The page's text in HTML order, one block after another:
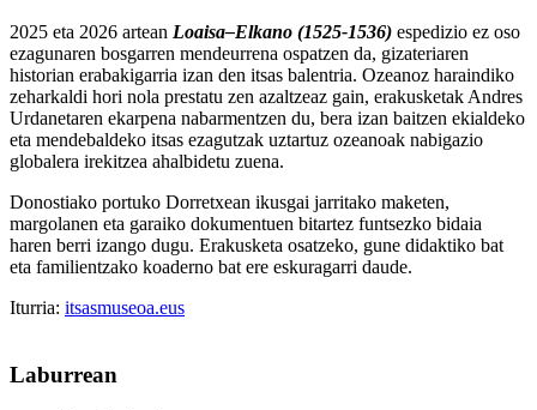
2025 eta 2026 artean Loaisa–Elkano (1525-1536) espedizio ez oso
ezagunaren bosgarren mendeurrena ospatzen da, gizateriaren
historian erabakigarria izan den itsas balentria. Ozeanoz haraindiko
zeharkaldi hori nola prestatu zen azaltzeaz gain, erakusketak Andres
Urdanetaren ekarpena nabarmentzen du, bera izan baitzen ekialdeko
eta mendebaldeko itsas ezagutzak uztartuz ozeanoak nabigazio
globalera irekitzea ahalbidetu zuena.
Donostiako portuko Dorretxean ikusgai jarritako maketen,
margolanen eta garaiko dokumentuen bitartez funtsezko bidaia
haren berri izango dugu. Erakusketa osatzeko, gune didaktiko bat
eta familientzako koaderno bat ere eskuragarri daude.
Iturria: itsasmuseoa.eus
Laburrean